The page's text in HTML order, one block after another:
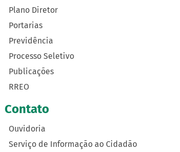
Plano Diretor
Portarias
Previdência
Processo Seletivo
Publicações
RREO
Contato
Ouvidoria
Serviço de Informação ao Cidadão